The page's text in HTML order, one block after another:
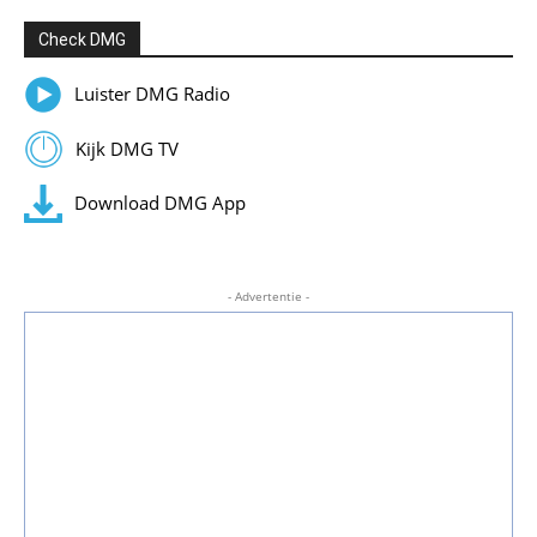
Check DMG
Luister DMG Radio
Kijk DMG TV
Download DMG App
- Advertentie -